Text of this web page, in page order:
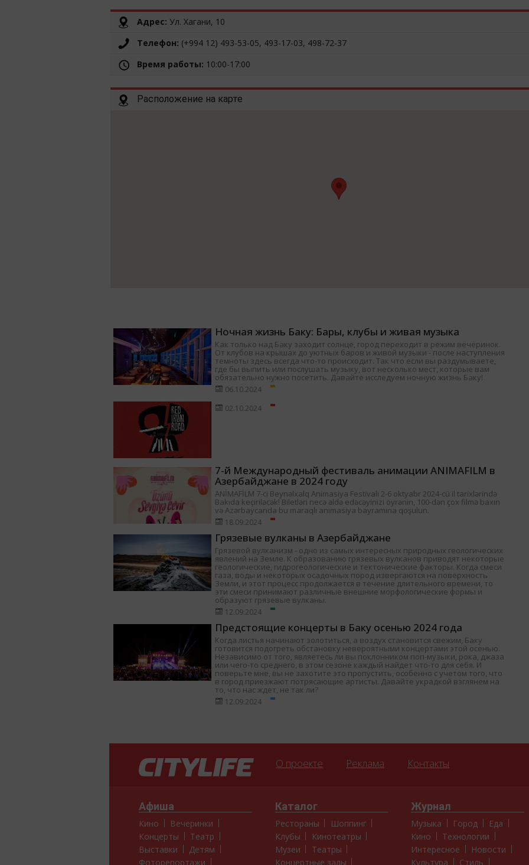
Адрес: Ул. Хагани, 10
Телефон: (+994 12) 493-53-05, 493-17-03, 498-72-37
Время работы: 10:00-17:00
Расположение на карте
Ночная жизнь Баку: Бары, клубы и живая музыка
Как только над Баку заходит солнце, город переходит в режим вечеринок.
От клубов на крышах до уютных баров и живой музыки - после наступления
темноты здесь всегда что-то происходит. Так что если вы раздумываете,
где бы выпить или послушать музыку, вот несколько мест, которые вам
обязательно нужно посетить. Давайте исследуем ночную жизнь Баку!
06.10.2024
02.10.2024
7-й Международный фестиваль анимации ANIMAFILM в
Азербайджане в 2024 году
ANİMAFİLM 7-ci Beynəlxalq Animasiya Festivalı 2-6 oktyabr 2024-cü il tarixlərində
Bakıda keçiriləcək! Biletləri necə əldə edəcəyinizi öyrənin, 100-dən çox filmə baxın
və Azərbaycanda bu maraqlı animasiya bayramına qoşulun.
18.09.2024
Грязевые вулканы в Азербайджане
Грязевой вулканизм - одно из самых интересных природных геологических
явлений на Земле. К образованию грязевых вулканов приводят некоторые
геологические, гидрогеологические и тектонические факторы. Когда смеси
газа, воды и некоторых осадочных пород извергаются на поверхность
Земли, и этот процесс продолжается в течение длительного времени, то
эти смеси принимают различные внешние морфологические формы и
образуют грязевые вулканы.
12.09.2024
Предстоящие концерты в Баку осенью 2024 года
Когда листья начинают золотиться, а воздух становится свежим, Баку
готовится подогреть обстановку невероятными концертами этой осенью.
Независимо от того, являетесь ли вы поклонником поп-музыки, рока, джаза
или чего-то среднего, в этом сезоне каждый найдет что-то для себя. И
поверьте мне, вы не захотите это пропустить, особенно с учетом того, что
в город приезжают потрясающие артисты. Давайте украдкой взглянем на
то, что нас ждет, не так ли?
12.09.2024
О проекте Реклама Контакты
Афиша
Кино
Вечеринки
Концерты
Театр
Выставки
Детям
Фоторепортажи
Каталог
Рестораны
Шоппинг
Клубы
Кинотеатры
Музеи
Театры
Концертные залы
Журнал
Музыка Город
Еда
Кино
Технологии
Интересное
Новости
Культура
Стиль